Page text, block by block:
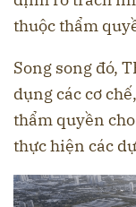
thuộc thẩm
Song song đó,
dụng các cơ
thẩm quyền
thực hiện các